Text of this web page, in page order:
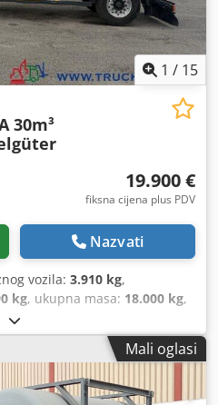
1 / 15
30m³
19.900 €
fiksna cijena plus PDV
Nazvati
vozila: 3.910 kg,
kg, ukupna masa: 18.000 kg,
30 m³, vrsta prijenosa:drugo,
Mali oglasi